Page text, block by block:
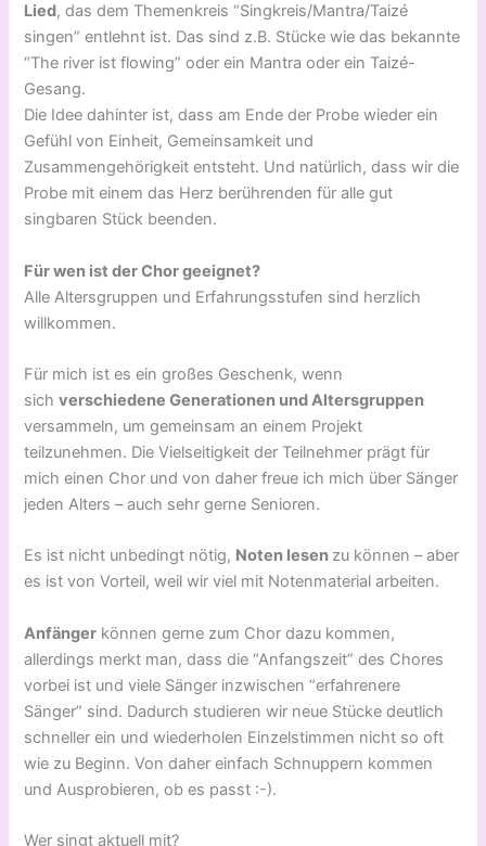
Lied, das dem Themenkreis “Singkreis/Mantra/Taizé
singen” entlehnt ist. Das sind z.B. Stücke wie das bekannte
“The river ist flowing” oder ein Mantra oder ein Taizé-
Gesang.
Die Idee dahinter ist, dass am Ende der Probe wieder ein
Gefühl von Einheit, Gemeinsamkeit und
Zusammengehörigkeit entsteht. Und natürlich, dass wir die
Probe mit einem das Herz berührenden für alle gut
singbaren Stück beenden.
Für wen ist der Chor geeignet?
Alle Altersgruppen und Erfahrungsstufen sind herzlich
willkommen.
Für mich ist es ein großes Geschenk, wenn
sichverschiedene Generationen und Altersgruppen
versammeln, um gemeinsam an einem Projekt
teilzunehmen. Die Vielseitigkeit der Teilnehmer prägt für
mich einen Chor und von daher freue ich mich über Sänger
jeden Alters – auch sehr gerne Senioren.
Es ist nicht unbedingt nötig, Noten lesen zu können – aber
es ist von Vorteil, weil wir viel mit Notenmaterial arbeiten.
Anfänger können gerne zum Chor dazu kommen,
allerdings merkt man, dass die “Anfangszeit” des Chores
vorbei ist und viele Sänger inzwischen “erfahrenere
Sänger” sind. Dadurch studieren wir neue Stücke deutlich
schneller ein und wiederholen Einzelstimmen nicht so oft
wie zu Beginn. Von daher einfach Schnuppern kommen
und Ausprobieren, ob es passt :-).
Wer singt aktuell mit?